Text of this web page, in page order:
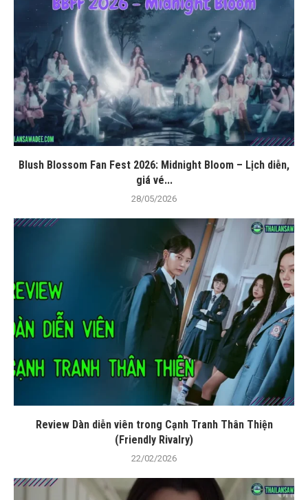
Blush Blossom Fan Fest 2026: Midnight Bloom – Lịch diễn,
giá vé...
28/05/2026
Review Dàn diễn viên trong Cạnh Tranh Thân Thiện
(Friendly Rivalry)
22/02/2026